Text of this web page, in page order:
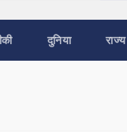
दुनिया राज्य